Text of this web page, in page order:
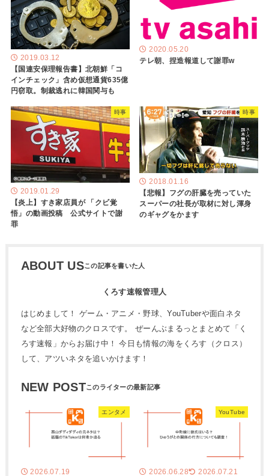
2019.03.12
【国連安保理報告書】北朝鮮「コ
インチェック」含め仮想通貨635億
円窃取。制裁逃れに韓国関与も
2020.05.20
テレ朝、捏造報道して謝罪w
時事
2019.01.29
【炎上】すき家店員が 「クビ覚
悟」の動画投稿 公式サイトで謝
罪
時事
2018.01.16
【悲報】フグの肝臓を売っていた
スーパーの社長が取材に対し渾身
のギャグをかます
ABOUT US
くろす速報管理人
はじめまして！ ゲーム・アニメ・野球、YouTuberや面白ネタ
など全部大好物のクロスです。 ぜーんぶまるっとまとめて「く
ろす速報」からお届け中！ 今日も情報の海をくろす（クロス）
して、アツいネタを追いかけます！
NEW POST
エンタメ
2026.07.19
YouTube
2026.06.28 2026.07.21